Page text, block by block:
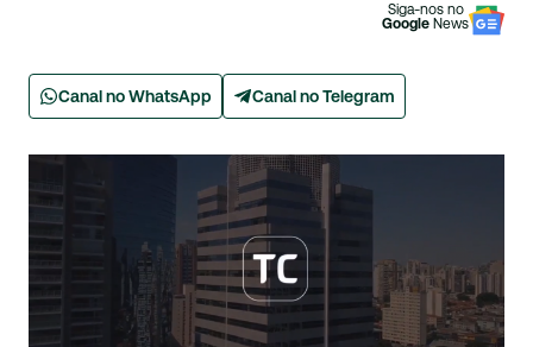
Siga-nos no
Google News
Canal no WhatsApp Canal no Telegram